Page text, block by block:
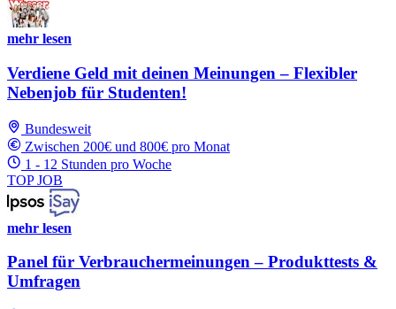
mehr lesen
Verdiene Geld mit deinen Meinungen – Flexibler
Nebenjob für Studenten!
Bundesweit
Zwischen 200€ und 800€ pro Monat
1 - 12 Stunden pro Woche
TOP JOB
mehr lesen
Panel für Verbrauchermeinungen – Produkttests &
Umfragen